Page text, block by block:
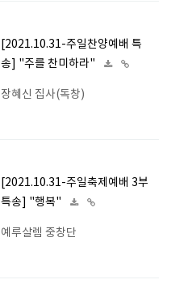
[2021.10.31-주일찬양예배 특
송] "주를 찬미하라"
장혜신 집사(독창)
[2021.10.31-주일축제예배 3부
특송] "행복"
예루살렘 중창단